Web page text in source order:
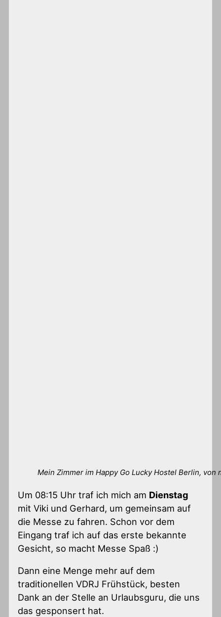
Mein Zimmer im Happy Go Lucky Hostel Berlin, von
Um 08:15 Uhr traf ich mich am Dienstag
mit Viki und Gerhard, um gemeinsam auf
die Messe zu fahren. Schon vor dem
Eingang traf ich auf das erste bekannte
Gesicht, so macht Messe Spaß :)
Dann eine Menge mehr auf dem
traditionellen VDRJ Frühstück, besten
Dank an der Stelle an Urlaubsguru, die uns
das gesponsert hat.